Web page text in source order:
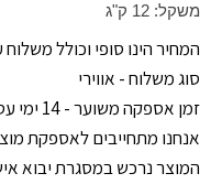
משקל: 12 ק"ג
המחיר הינו סופי וכולל
סוג משלוח - אווירי
זמן אספקה משוער - 14 ימי עסקים
אנחנו מתחייבים לאספקת
המוצר נרכש במסגרת יבוא